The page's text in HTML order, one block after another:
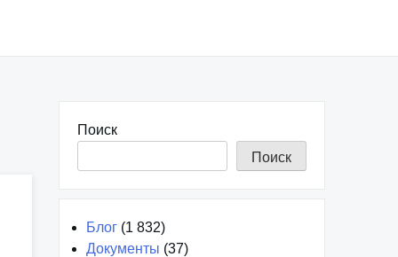
Поиск
Поиск
Блог (1 832)
Документы (37)